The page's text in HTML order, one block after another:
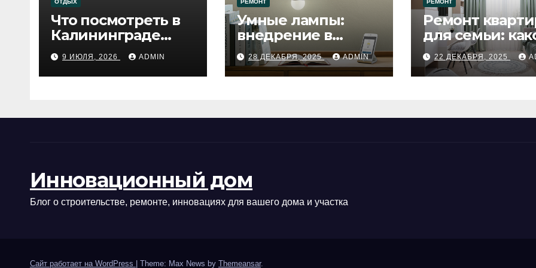
ОТДЫХ
Что посмотреть в
Калининграде
сегодня:
путеводитель по
самому западному
9 ИЮЛЯ, 2026 ADMIN
РЕМОНТ
Умные лампы:
внедрение в
процесс ремонта
28 ДЕКАБРЯ, 2025 ADMIN
РЕМОНТ
Ремонт
для семьи:
будет удобен
22 ДЕКАБРЯ, 2025
Инновационный дом
Блог о строительстве, ремонте, инновациях для вашего дома и участка
Сайт работает на WordPress Theme: Max News by Themeansar.